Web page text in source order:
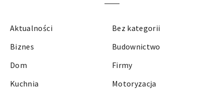
Aktualności
Bez kategorii
Biznes
Budownictwo
Dom
Firmy
Kuchnia
Motoryzacja